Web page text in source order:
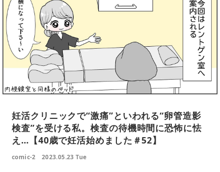
妊活クリニックで“激痛”といわれる“卵管造影
検査”を受ける私。検査の待機時間に恐怖に怯
え…【40歳で妊活始めました＃52】
comic-2 2023.05.23 Tue